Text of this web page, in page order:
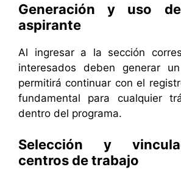
Generación y uso
aspirante
Al ingresar a la sección
interesados deben generar
permitirá continuar con el
fundamental para cualquier
dentro del programa.
Selección y
centros de trabajo